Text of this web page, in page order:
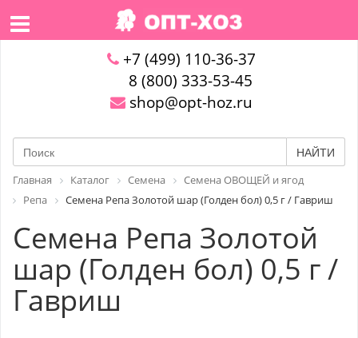
+7 (499) 110-36-37
8 (800) 333-53-45
shop@opt-hoz.ru
НАЙТИ
Главная Каталог Семена
Семена ОВОЩЕЙ и ягод
Репа
Семена Репа Золотой шар (Голден бол) 0,5 г / Гавриш
Семена Репа Золотой
шар (Голден бол) 0,5 г /
Гавриш